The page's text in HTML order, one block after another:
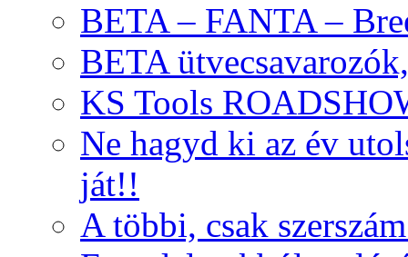
BETA – FANTA –
BETA
KS Tools
Ne hagyd ki az év
ját!!
A többi, csak